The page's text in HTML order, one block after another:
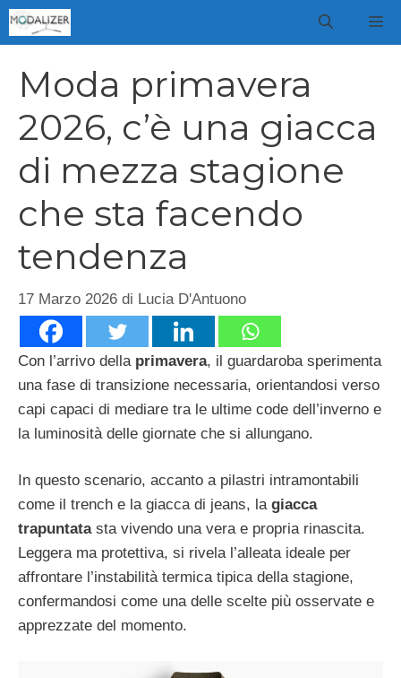
Vai
al
Moda primavera
2026, c’è una giacca
di mezza stagione
che sta facendo
tendenza
17 Marzo 2026 di Lucia D'Antuono
Con l’arrivo della primavera, il guardaroba sperimenta
una fase di transizione necessaria, orientandosi verso
capi capaci di mediare tra le ultime code dell’inverno e
la luminosità delle giornate che si allungano.
In questo scenario, accanto a pilastri intramontabili
come il trench e la giacca di jeans, la giacca
trapuntatasta vivendo una vera e propria rinascita.
Leggera ma protettiva, si rivela l’alleata ideale per
affrontare l’instabilità termica tipica della stagione,
confermandosi come una delle scelte più osservate e
apprezzate del momento.